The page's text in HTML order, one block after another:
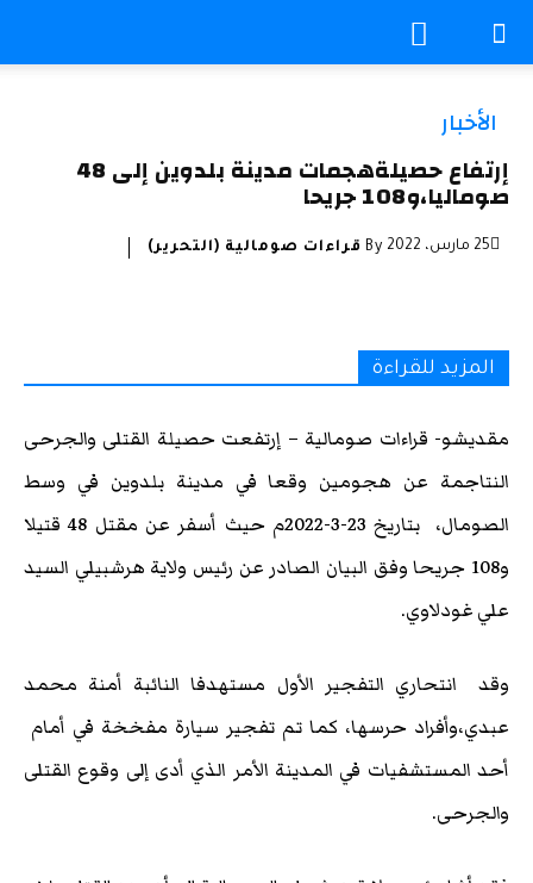
الأخبار
إرتفاع حصيلةهجمات مدينة بلدوين إلى 48
صوماليا،و108 جريحا
25 مارس، 2022 By قراءات صومالية (التحرير)
المزيد للقراءة
مقديشو- قراءات صومالية – إرتفعت حصيلة القتلى والجرحى
النتاجمة عن هجومين وقعا في مدينة بلدوين في وسط
الصومال، بتاريخ 23-3-2022م حيث أسفر عن مقتل 48 قتيلا
و108 جريحا وفق البيان الصادر عن رئيس ولاية هرشبيلي السيد
علي غودلاوي.
وقد انتحاري التفجير الأول مستهدفا النائبة أمنة محمد
عبدي،وأفراد حرسها، كما تم تفجير سيارة مفخخة في أمام
أحد المستشفيات في المدينة الأمر الذي أدى إلى وقوع القتلى
والجرحى.